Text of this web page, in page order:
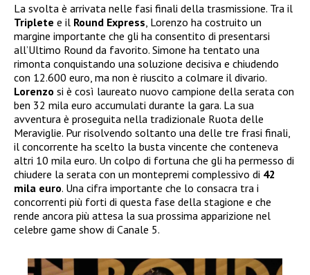
La svolta è arrivata nelle fasi finali della trasmissione. Tra il
Triplete e il Round Express , Lorenzo ha costruito un
margine importante che gli ha consentito di presentarsi
all’Ultimo Round da favorito. Simone ha tentato una
rimonta conquistando una soluzione decisiva e chiudendo
con 12.600 euro, ma non è riuscito a colmare il divario.
Lorenzo si è così laureato nuovo campione della serata con
ben 32 mila euro accumulati durante la gara. La sua
avventura è proseguita nella tradizionale Ruota delle
Meraviglie. Pur risolvendo soltanto una delle tre frasi finali,
il concorrente ha scelto la busta vincente che conteneva
altri 10 mila euro. Un colpo di fortuna che gli ha permesso di
chiudere la serata con un montepremi complessivo di 42
mila euro. Una cifra importante che lo consacra tra i
concorrenti più forti di questa fase della stagione e che
rende ancora più attesa la sua prossima apparizione nel
celebre game show di Canale 5.